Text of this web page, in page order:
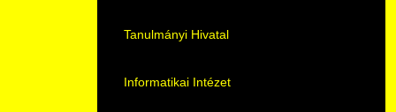
Átjelentkezés
Gyakori Kérdések
K+F+I
Tanulmányi Tájékoztató
Tanulmányi Hivatal
Informatikai Intézet